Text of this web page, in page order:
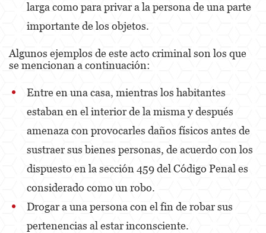
Invasión Agravada de Propiedad Ajena
Delitos de Armas
Armas Prohibidas
Aumento de Sentencia por Armas de
Delitos De Armas
Descarga Negligente de un Arma de Fuego
Portar un Arma de Fuego Oculta
larga como para privar a la persona de una parte
importante de los objetos.
Algunos ejemplos de este acto criminal son los que
se mencionan a continuación:
Entre en una casa, mientras los habitantes
estaban en el interior de la misma y después
amenaza con provocarles daños físicos antes de
sustraer sus bienes personas, de acuerdo con los
dispuesto en la sección 459 del Código Penal es
considerado como un robo.
Drogar a una persona con el fin de robar sus
pertenencias al estar inconsciente.